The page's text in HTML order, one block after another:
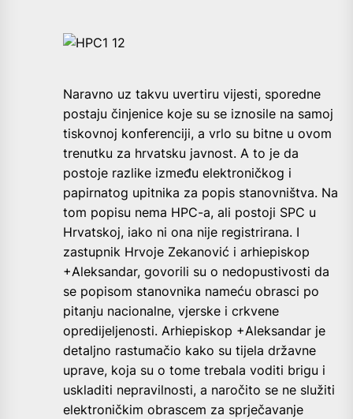
Naravno uz takvu uvertiru vijesti, sporedne
postaju činjenice koje su se iznosile na samoj
tiskovnoj konferenciji, a vrlo su bitne u ovom
trenutku za hrvatsku javnost. A to je da
postoje razlike između elektroničkog i
papirnatog upitnika za popis stanovništva. Na
tom popisu nema HPC-a, ali postoji SPC u
Hrvatskoj, iako ni ona nije registrirana. I
zastupnik Hrvoje Zekanović i arhiepiskop
+Aleksandar, govorili su o nedopustivosti da
se popisom stanovnika nameću obrasci po
pitanju nacionalne, vjerske i crkvene
opredijeljenosti. Arhiepiskop +Aleksandar je
detaljno rastumačio kako su tijela državne
uprave, koja su o tome trebala voditi brigu i
uskladiti nepravilnosti, a naročito se ne služiti
elektroničkim obrascem za sprječavanje